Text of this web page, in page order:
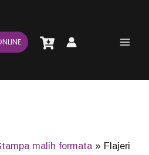
malih formata Flajeri